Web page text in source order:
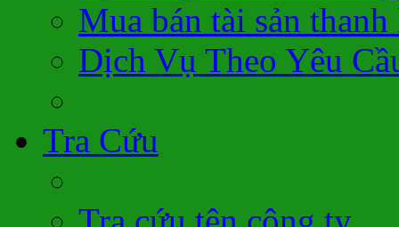
Mua bán tài sản
Dịch Vụ Theo Yêu
Tra Cứu